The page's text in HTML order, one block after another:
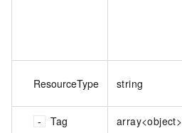
ResourceType string
Tag array<object>